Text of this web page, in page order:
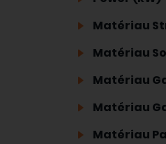
Matériau
Matériau
Matériau
Matériau
Matériau